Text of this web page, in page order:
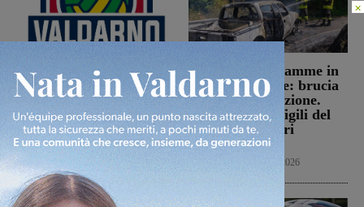
Il progetto di
valorizzazione della
pallavolo femminile del
Valdarno Project pronto
per la sua seconda
stagione
Pallavolo 7 Agosto 2026
Loro, auto in fiamme in
località Trevane: brucia
anche la vegetazione.
Intervento di Vigili del
fuoco e volontari
antincendio
Cronaca 7 Agosto 2026
×